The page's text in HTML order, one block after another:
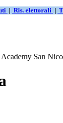
| Ris. elettorali |
San